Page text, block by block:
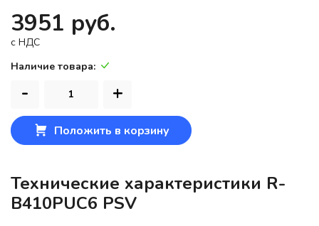
3951 руб.
c НДС
Наличие товара:
- +
Положить в корзину
Технические характеристики R-
B410PUC6 PSV